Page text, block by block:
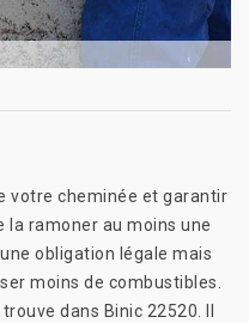
votre cheminée et garantir
ramoner au moins une
obligation légale mais
moins de combustibles.
dans Binic 22520. Il